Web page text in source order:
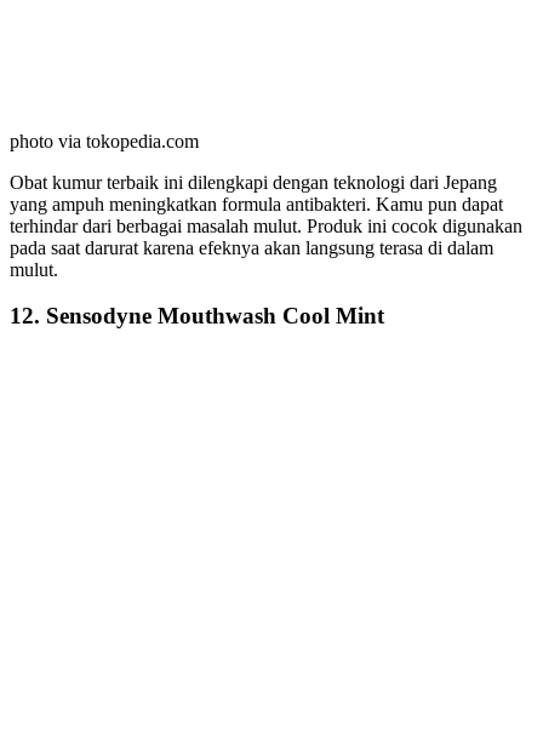
photo via tokopedia.com
Obat kumur terbaik ini dilengkapi dengan teknologi dari Jepang
yang ampuh meningkatkan formula antibakteri. Kamu pun dapat
terhindar dari berbagai masalah mulut. Produk ini cocok digunakan
pada saat darurat karena efeknya akan langsung terasa di dalam
mulut.
12. Sensodyne Mouthwash Cool Mint